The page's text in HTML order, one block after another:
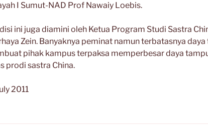
I Sumut-NAD Prof Nawaiy Loebis.
ini juga diamini oleh Ketua Program Studi Sastra
Zein. Banyaknya peminat namun terbatasnya
pihak kampus terpaksa memperbesar daya
prodi sastra China.
2011